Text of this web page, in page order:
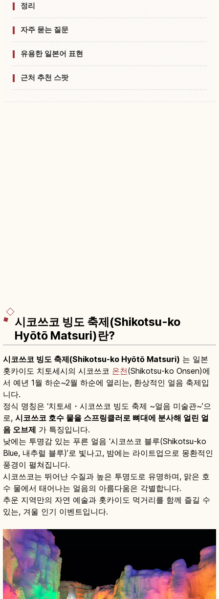
정리
자주 묻는 질문
유용한 일본어 표현
근처 추천 스팟
시코쓰코 빙도 축제(Shikotsu-ko
Hyōtō Matsuri)란?
시코쓰코 빙도 축제(Shikotsu-ko Hyōtō Matsuri) 는 일본
홋카이도 치토세시의 시코쓰코 온천(Shikotsu-ko Onsen)에
서 예년 1월 하순~2월 하순에 열리는, 환상적인 얼음 축제입
니다.
정식 명칭은 ‘치토세・시코쓰코 빙도 축제 ~얼음 미술관~’으
로, 시코쓰코 호수 물을 스프링클러로 뼈대에 분사해 얼린 얼
음 오브제 가 특징입니다.
낮에는 투명감 있는 푸른 얼음 ‘시코쓰코 블루(Shikotsu-ko
Blue, 내추럴 블루)’로 빛나고, 밤에는 라이트업으로 몽환적인
풍경이 펼쳐집니다.
시코쓰코는 뛰어난 수질과 높은 투명도로 유명하며, 맑은 호
수 물에서 태어나는 얼음의 아름다움은 각별합니다.
추운 지역만의 자연 예술과 홋카이도 먹거리를 함께 즐길 수
있는, 겨울 인기 이벤트입니다.